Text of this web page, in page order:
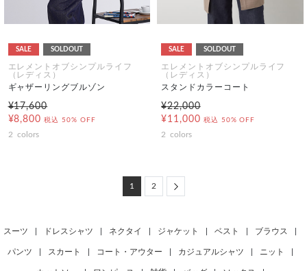
SALE SOLDOUT
エレメントオブシンプルライフ
（レディス）
ギャザーリングブルゾン
¥17,600
¥8,800 税込 50% OFF
2 colors
SALE SOLDOUT
エレメントオブシンプルライフ
（レディス）
スタンドカラーコート
¥22,000
¥11,000 税込 50% OFF
2 colors
1 2 Next
スーツ ドレスシャツ ネクタイ ジャケット ベスト ブラウス
パンツ スカート コート・アウター カジュアルシャツ ニット